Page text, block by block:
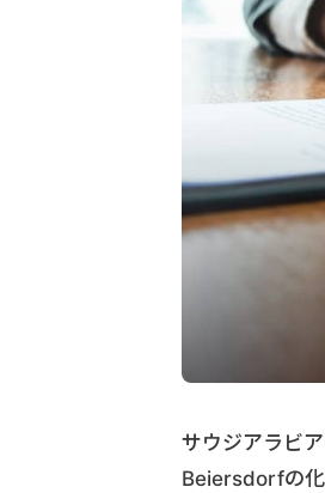
サウジアラビ
Beiersdorfの化